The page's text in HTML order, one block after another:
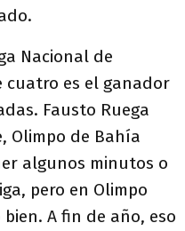
Nacional de
cuatro es el ganador
Fausto Ruega
Olimpo de Bahía
algunos minutos o
pero en Olimpo
A fin de año, eso